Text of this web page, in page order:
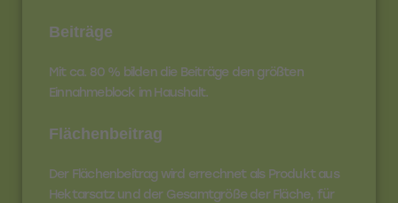
Beiträge
Mit ca. 80 % bilden die Beiträge den größten
Einnahmeblock im Haushalt.
Flächenbeitrag
Der Flächenbeitrag wird errechnet als Produkt aus
Hektarsatz und der Gesamtgröße der Fläche, für